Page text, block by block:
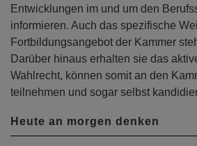
Entwicklungen im und um den
informieren. Auch das spezifische
Fortbildungsangebot der Kammer
Darüber hinaus erhalten sie das
Wahlrecht, können somit an den
teilnehmen und sogar selbst
Heute an morgen denken